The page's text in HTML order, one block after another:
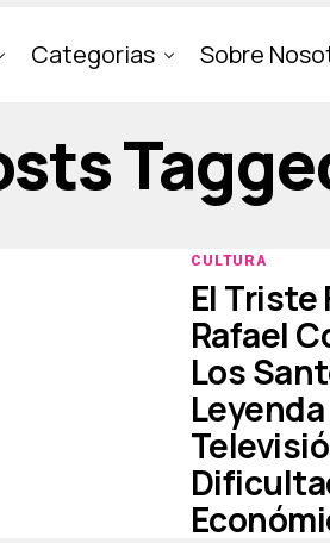
Categorias Sobre
CULTURA
El Triste
Rafael
Los
Leyenda